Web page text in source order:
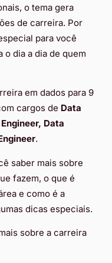
o tema gera
de carreira. Por
para você
dia a dia de quem
em dados para 9
cargos de Data
Data
.
saber mais sobre
fazem, o que é
e como é a
dicas especiais.
sobre a carreira